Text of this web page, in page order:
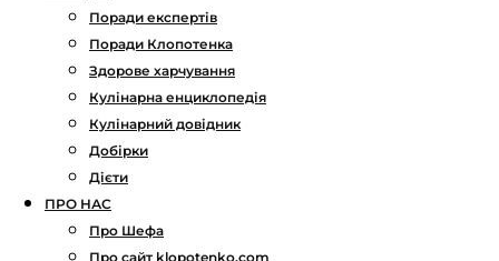
Поради експертів
Поради Клопотенка
Здорове харчування
Кулінарна енциклопедія
Кулінарний довідник
Добірки
Дієти
ПРО НАС
Про Шефа
Про сайт klopotenko.com